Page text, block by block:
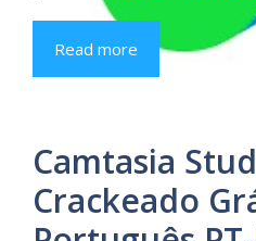
Read more
Camtasia
Crackeado